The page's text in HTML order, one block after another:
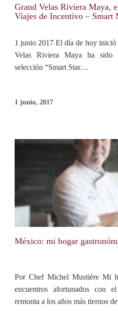
Grand Velas Riviera Maya,
Viajes de Incentivo – Smart
1 junio 2017 El día de hoy inició
Velas Riviera Maya ha sido
selección “Smart Star…
1 junio, 2017
México: mi hogar
Por Chef Michel Mustière Mi
encuentros afortunados con
remonta a los años más tiernos